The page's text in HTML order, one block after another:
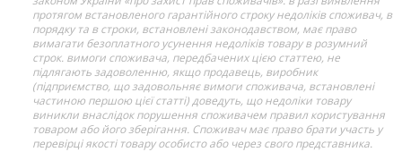
протягом встановленого гарантійного строку недоліків споживач, в
порядку та в строки, встановлені законодавством, має право
вимагати безоплатного усунення недоліків товару в розумний
строк. вимоги споживача, передбачених цією статтею, не
підлягають задоволенню, якщо продавець, виробник
(підприємство, що задовольняє вимоги споживача, встановлені
частиною першою цієї статті) доведуть, що недоліки товару
виникли внаслідок порушення споживачем правил користування
товаром або його зберігання. Споживач має право брати участь у
перевірці якості товару особисто або через свого представника.